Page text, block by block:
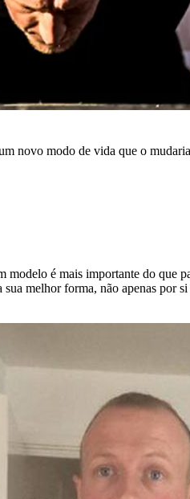
novo modo de vida que o
é mais importante do que
melhor forma, não apenas por